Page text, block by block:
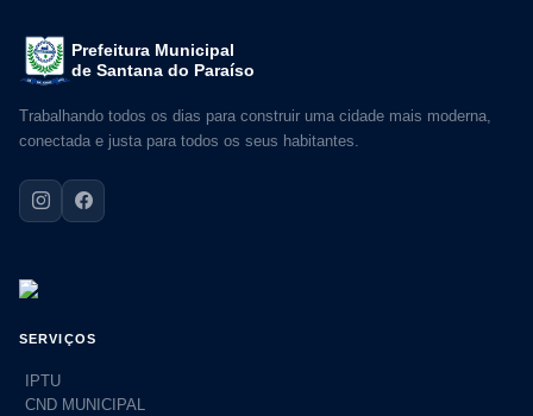
Prefeitura Municipal
de Santana do Paraíso
Trabalhando todos os dias para construir uma cidade mais moderna,
conectada e justa para todos os seus habitantes.
SERVIÇOS
IPTU
CND MUNICIPAL